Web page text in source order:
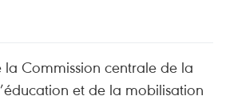
Commission centrale de la
et de la mobilisation